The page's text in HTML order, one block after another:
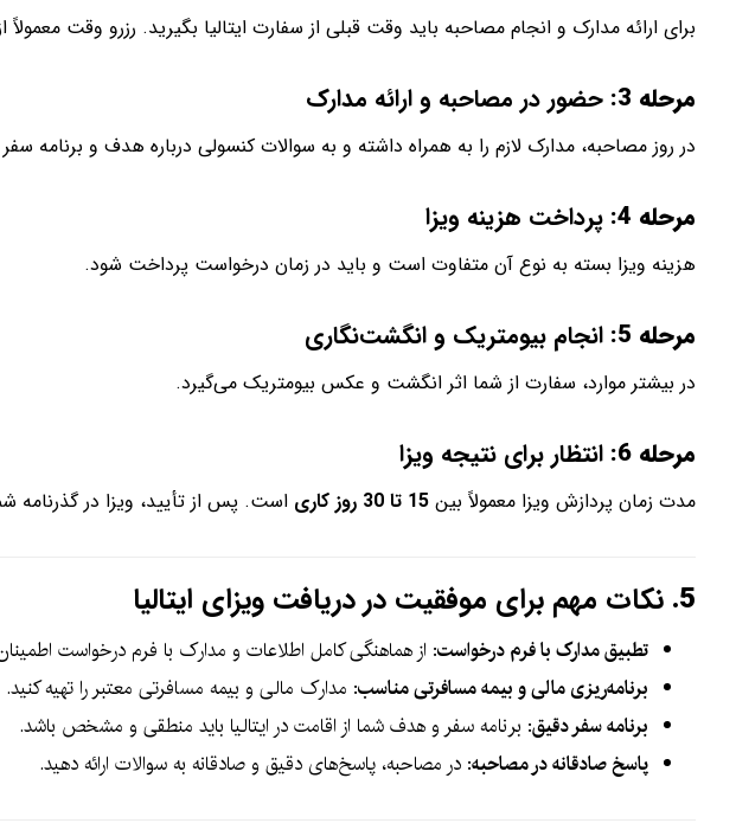
برای ارائه مدارک و انجام مصاحبه باید وقت قبلی از سفارت ایتالیا بگیرید. رزرو وقت
مرحله 3: حضور در مصاحبه و ارائه مدارک
در روز مصاحبه، مدارک لازم را به همراه داشته و به سوالات کنسولی درباره هدف و برنامه
مرحله 4: پرداخت هزینه ویزا
هزینه ویزا بسته به نوع آن متفاوت است و باید در زمان درخواست پرداخت شود.
مرحله 5: انجام بیومتریک و انگشت‌نگاری
در بیشتر موارد، سفارت از شما اثر انگشت و عکس بیومتریک می‌گیرد.
مرحله 6: انتظار برای نتیجه ویزا
مدت زمان پردازش ویزا معمولاً بین 15 تا 30 روز کاری است. پس از تأیید، ویزا در
5. نکات مهم برای موفقیت در دریافت ویزای ایتالیا
تطبیق مدارک با فرم درخواست: از هماهنگی کامل اطلاعات و مدارک با فرم درخواست
برنامه‌ریزی مالی و بیمه مسافرتی مناسب: مدارک مالی و بیمه مسافرتی معتبر را تهیه کنید.
برنامه سفر دقیق: برنامه سفر و هدف شما از اقامت در ایتالیا باید منطقی و مشخص باشد.
پاسخ صادقانه در مصاحبه: در مصاحبه، پاسخ‌های دقیق و صادقانه به سوالات ارائه دهید.